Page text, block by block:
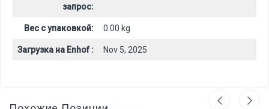
запрос:
Вес с упаковкой: 0.00 kg
Загрузка на Enhof : Nov 5, 2025